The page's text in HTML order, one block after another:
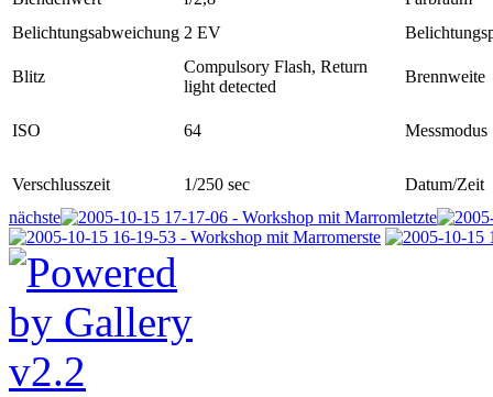
Belichtungsabweichung 2 EV
Blitz
Compulsory Flash, Return
light detected
Brennweite
ISO 64 Messmodus
Verschlusszeit 1/250 sec
Datum/Zeit
nächste
letzte
erste